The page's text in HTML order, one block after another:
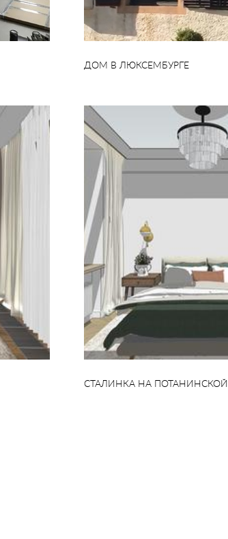
ДОМ В ЛЮКСЕМБУРГЕ
СТАЛИНКА НА ПОТАНИНСКОЙ